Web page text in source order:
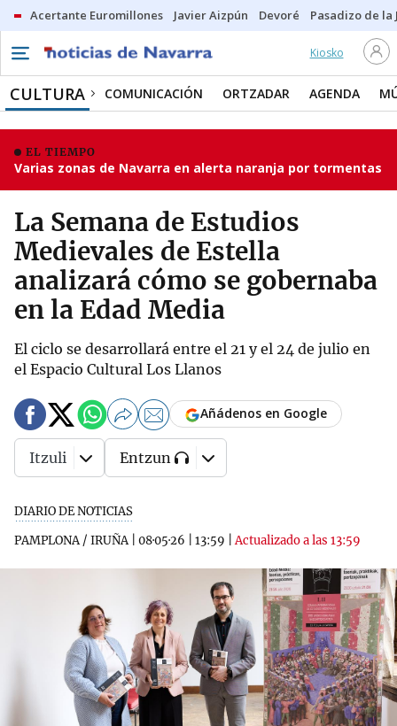
Acertante Euromillones Javier Aizpún Devoré Pasadizo de la
Kiosko
CULTURA COMUNICACIÓN ORTZADAR AGENDA
EL TIEMPO
Varias zonas de Navarra en alerta naranja por tormentas
La Semana de Estudios
Medievales de Estella
analizará cómo se gobernaba
en la Edad Media
El ciclo se desarrollará entre el 21 y el 24 de julio en
el Espacio Cultural Los Llanos
DIARIO DE NOTICIAS
PAMPLONA / IRUÑA| 08·05·26 13:59 |Actualizado a las 13:59
Añádenos en Google
Itzuli Entzun